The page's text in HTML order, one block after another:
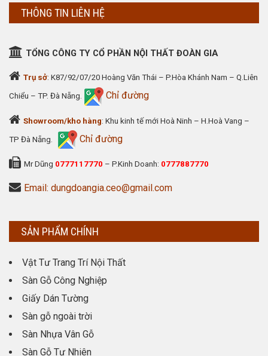
THÔNG TIN LIÊN HỆ
TỔNG CÔNG TY CỔ PHẦN NỘI THẤT ĐOÀN GIA
Trụ sở: K87/92/07/20 Hoàng Văn Thái – P.Hòa Khánh Nam – Q.Liên
Chiểu – TP. Đà Nẵng. Chỉ đường
Showroom/kho hàng: Khu kinh tế mới Hoà Ninh – H.Hoà Vang –
TP Đà Nẵng. Chỉ đường
Mr Dũng 0777117770 – P.Kinh Doanh: 0777887770
Email: dungdoangia.ceo@gmail.com
SẢN PHẨM CHÍNH
Vật Tư Trang Trí Nội Thất
Sàn Gỗ Công Nghiệp
Giấy Dán Tường
Sàn gỗ ngoài trời
Sàn Nhựa Vân Gỗ
Sàn Gỗ Tự Nhiên